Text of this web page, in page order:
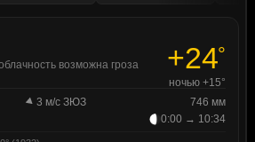
возможна гроза +24°
ночью +15°
3 м/с ЗЮЗ
746 мм
0:00 → 10:34